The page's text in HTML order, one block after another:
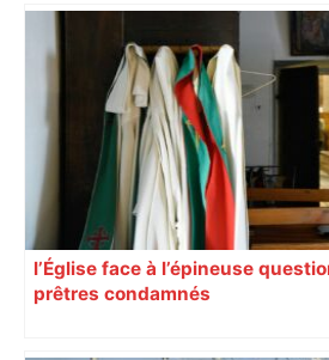
l’Église face à l’épineuse
prêtres condamnés